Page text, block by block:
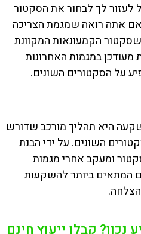
לעזור לך לבחור את הסקטור
אתה רואה שמגמת הצריכה
שסקטור הקמעונאות המקוונת
מעודכן במגמות האחרונות
על הסקטורים השונים.
היא תהליך מורכב שדורש
השונים. על ידי הבנת
ומעקב אחרי מגמות
המתאים ביותר להשקעות
קבלו ייעוץ חינם